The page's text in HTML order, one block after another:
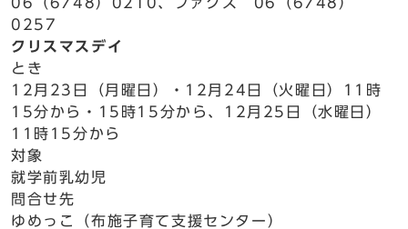
0257
クリスマスデイ
とき
12月23日（月曜日）・12月24日（火曜日）11時
15分から・15時15分から、12月25日（水曜日）
11時15分から
対象
就学前乳幼児
問合せ先
ゆめっこ（布施子育て支援センター）